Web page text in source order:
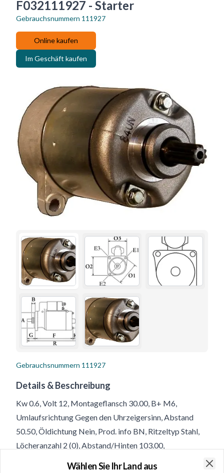
F032111927 - Starter
Gebrauchsnummern 111927
Online kaufen
Im Geschäft kaufen
Gebrauchsnummern 111927
Details & Beschreibung
Kw 0.6, Volt 12, Montageflansch 30.00, B+ M6,
Umlaufsrichtung Gegen den Uhrzeigersinn, Abstand
50.50, Öldichtung Nein, Prod. info BN, Ritzeltyp Stahl,
Löcheranzahl 2 (0), Abstand/Hinten 103.00,
Wählen Sie Ihr Land aus